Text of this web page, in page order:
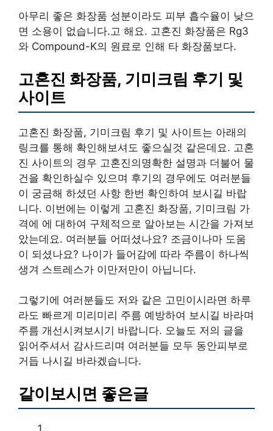
아무리 좋은 화장품 성분이라도 피부 흡수율이 낮으
면 소용이 없습니다.고 해요. 고혼진 화장품은 Rg3
와 Compound-K의 원료로 인해 타 화장품보다.
고혼진 화장품, 기미크림 후기 및
사이트
고혼진 화장품, 기미크림 후기 및 사이트는 아래의
링크를 통해 확인해보셔도 좋으실것 같은데요. 고혼
진 사이트의 경우 고혼진의명확한 설명과 더불어 물
건을 확인하실수 있으며 후기의 경우에도 여러분들
이 궁금해 하셨던 사항 한번 확인하여 보시길 바랍
니다. 이번에는 이렇게 고혼진 화장품, 기미크림 가
격에 에 대하여 구체적으로 알아보는 시간을 가져보
았는데요. 여러분들 어떠셨나요? 조금이나마 도움
이 되셨나요? 나이가 들어감에 따라 주름이 하나씩
생겨 스트레스가 이만저만이 아닙니다.
그렇기에 여러분들도 저와 같은 고민이시라면 하루
라도 빠르게 미리미리 주름 예방하여 보시길 바라며
주름 개선시켜보시기 바랍니다. 오늘도 저의 글을
읽어주셔서 감사드리며 여러분들 모두 동안피부로
거듭 나시길 바라겠습니다.
같이보시면 좋은글